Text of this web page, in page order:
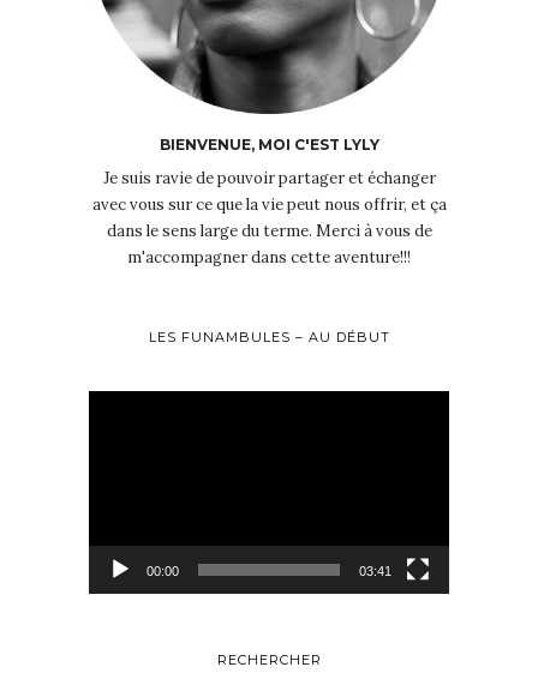
BIENVENUE, MOI C'EST LYLY
Je suis ravie de pouvoir partager et échanger
avec vous sur ce que la vie peut nous offrir, et ça
dans le sens large du terme. Merci à vous de
m'accompagner dans cette aventure!!!
LES FUNAMBULES – AU DÉBUT
00:00 03:41
RECHERCHER